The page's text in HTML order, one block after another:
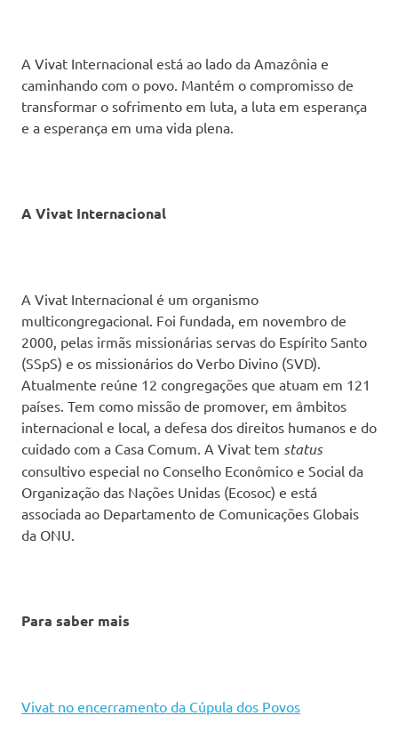
A Vivat Internacional está ao lado da Amazônia e
caminhando com o povo. Mantém o compromisso de
transformar o sofrimento em luta, a luta em esperança
e a esperança em uma vida plena.
A Vivat Internacional
A Vivat Internacional é um organismo
multicongregacional. Foi fundada, em novembro de
2000, pelas irmãs missionárias servas do Espírito Santo
(SSpS) e os missionários do Verbo Divino (SVD).
Atualmente reúne 12 congregações que atuam em 121
países. Tem como missão de promover, em âmbitos
internacional e local, a defesa dos direitos humanos e do
cuidado com a Casa Comum. A Vivat tem status
consultivo especial no Conselho Econômico e Social da
Organização das Nações Unidas (Ecosoc) e está
associada ao Departamento de Comunicações Globais
da ONU.
Para saber mais
Vivat no encerramento da Cúpula dos Povos